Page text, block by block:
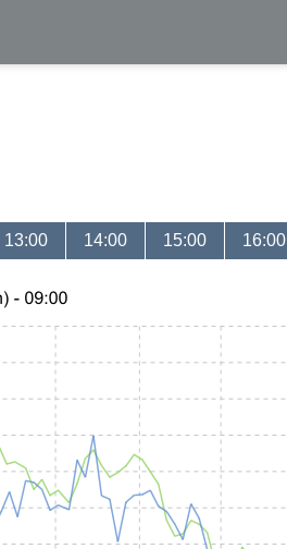
13:00 14:00 15:00 16:00